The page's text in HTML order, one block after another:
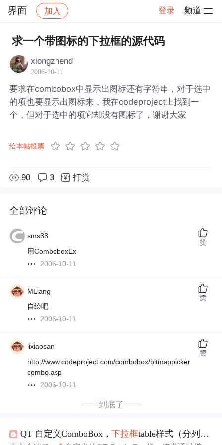
界面 加入 登录 频道
社区 界面 帖子详情
求一个带图标的下拉框的源代码
xiongzhend
2006-10-11
要求在combobox中显示出图标还有字符串，对于选中
的项也要显示出图标来，我在codeproject上找到一
个，但对于选中的项它却没有图标了，谢谢大家
给本帖投票
90 3 打赏
全部评论
sms88
用ComboboxEx
2006-10-11
赞
MLiang
自绘吧
2006-10-11
赞
lixiaosan
http://www.codeproject.com/combobox/bitmappicker
combo.asp
2006-10-11
赞
——到底了——
QT 自定义ComboBox，下拉框table样式（分列），